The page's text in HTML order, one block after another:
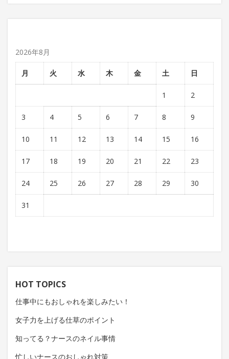
2026年8月
月 火 水 木 金 土 日
1 2
3 4 5 6 7 8 9
10 11 12 13 14 15 16
17 18 19 20 21 22 23
24 25 26 27 28 29 30
31
HOT TOPICS
仕事中にもおしゃれを楽しみたい！
女子力を上げる仕草のポイント
知ってる？ナースのネイル事情
忙しいナースのおしゃれ対策